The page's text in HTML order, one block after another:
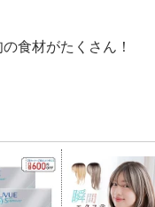
食材がたくさん！